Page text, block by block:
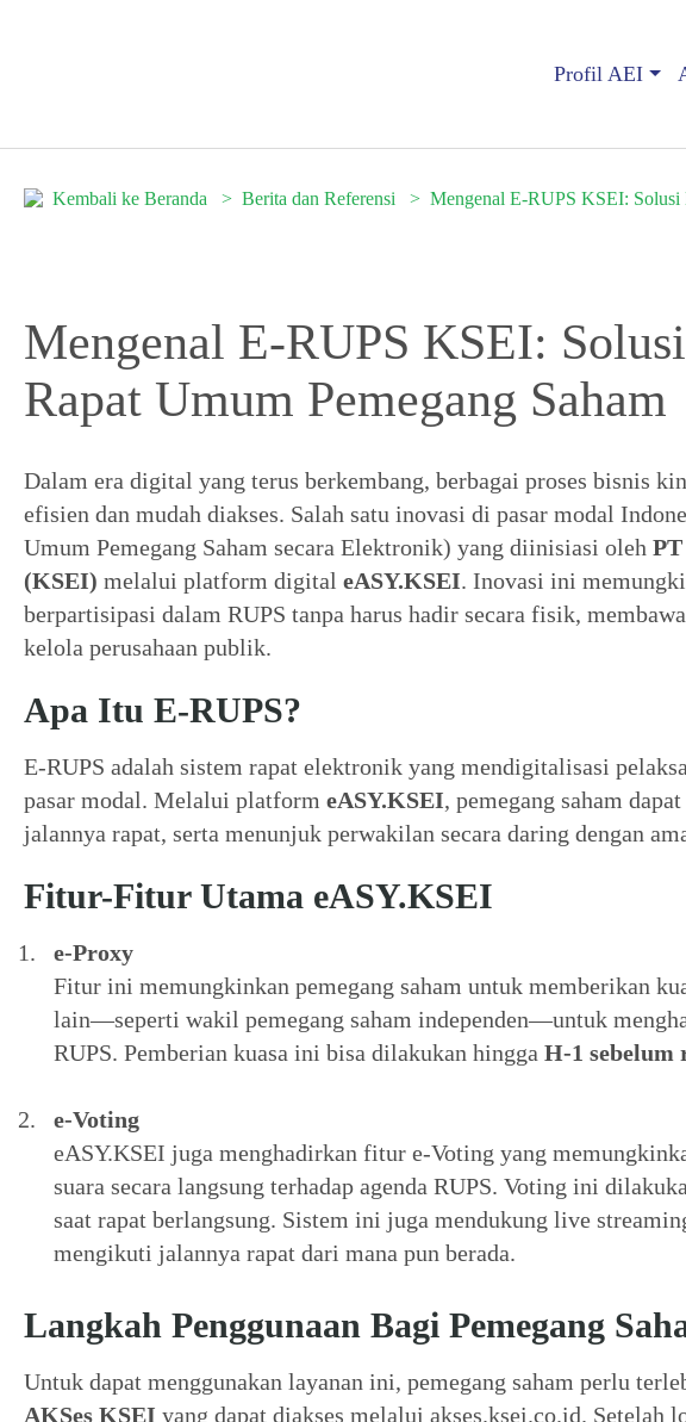
Profil AEI
Kembali ke Beranda Berita dan Referensi Mengenal E-RUPS KSEI: Solusi
Mengenal E-RUPS KSEI:
Rapat Umum Pemegang Saham
Dalam era digital yang terus berkembang, berbagai proses bisnis
efisien dan mudah diakses. Salah satu inovasi di pasar modal
Umum Pemegang Saham secara Elektronik) yang diinisiasi oleh
(KSEI) melalui platform digital eASY.KSEI. Inovasi ini
berpartisipasi dalam RUPS tanpa harus hadir secara fisik,
kelola perusahaan publik.
Apa Itu E-RUPS?
E-RUPS adalah sistem rapat elektronik yang mendigitalisasi
pasar modal. Melalui platform eASY.KSEI, pemegang saham
jalannya rapat, serta menunjuk perwakilan secara daring dengan
Fitur-Fitur Utama eASY.KSEI
e-Proxy
Fitur ini memungkinkan pemegang saham untuk memberikan
lain—seperti wakil pemegang saham independen—untuk
RUPS. Pemberian kuasa ini bisa dilakukan hingga H-1 sebelum
e-Voting
eASY.KSEI juga menghadirkan fitur e-Voting yang
suara secara langsung terhadap agenda RUPS. Voting ini
saat rapat berlangsung. Sistem ini juga mendukung live
mengikuti jalannya rapat dari mana pun berada.
Langkah Penggunaan Bagi Pemegang
Untuk dapat menggunakan layanan ini, pemegang saham perlu
AKSes KSEI yang dapat diakses melalui akses.ksei.co.id. Setelah